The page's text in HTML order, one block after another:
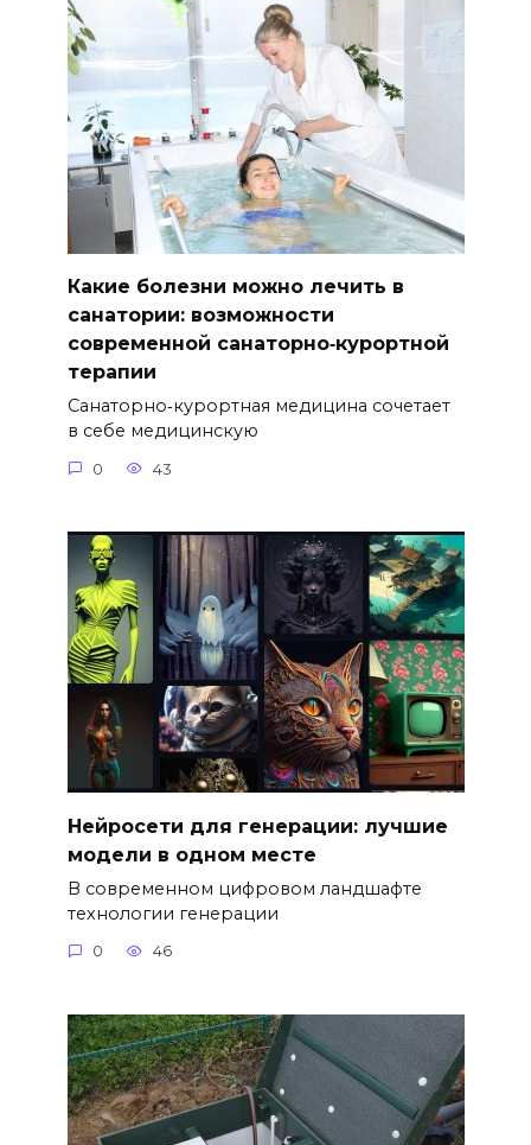
Какие болезни можно лечить в
санатории: возможности
современной санаторно‑курортной
терапии
Санаторно‑курортная медицина сочетает
в себе медицинскую
0 43
Нейросети для генерации: лучшие
модели в одном месте
В современном цифровом ландшафте
технологии генерации
0 46